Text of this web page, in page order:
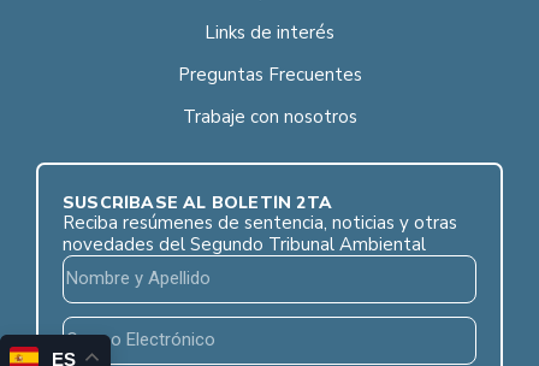
Links de interés
Preguntas Frecuentes
Trabaje con nosotros
SUSCRÍBASE AL BOLETÍN 2TA
Reciba resúmenes de sentencia, noticias y otras
novedades del Segundo Tribunal Ambiental
ES